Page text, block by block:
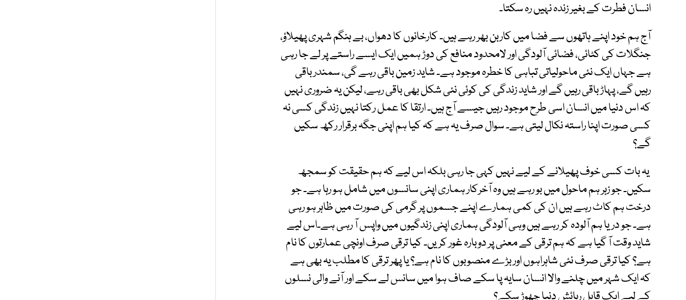
انسان فطرت کے بغیر زندہ نہیں رہ سکتا۔
آج ہم خود اپنے ہاتھوں سے فضا میں کاربن بھر رہے ہیں۔ کارخانوں کا دھواں، بے ہنگم شہری پھیلاؤ،
جنگلات کی کٹائی، فضائی آلودگی اور لامحدود منافع کی دوڑ ہمیں ایک ایسے راستے پر لے جا رہی
ہے جہاں ایک نئی ماحولیاتی تباہی کا خطرہ موجود ہے۔ شاید زمین باقی رہے گی، سمندر باقی
رہیں گے، پہاڑ باقی رہیں گے اور شاید زندگی کی کوئی نئی شکل بھی باقی رہے، لیکن یہ ضروری نہیں
کہ اس دنیا میں انسان اسی طرح موجود رہیں جیسے آج ہیں۔ ارتقا کا عمل رکتا نہیں زندگی کسی نہ
کسی صورت اپنا راستہ نکال لیتی ہے۔ سوال صرف یہ ہے کہ کیا ہم اپنی جگہ برقرار رکھ سکیں
گے؟
یہ بات کسی خوف پھیلانے کے لیے نہیں کہی جا رہی بلکہ اس لیے کہ ہم حقیقت کو سمجھ
سکیں۔ جو زہر ہم ماحول میں بو رہے ہیں وہ آخرکار ہماری اپنی سانسوں میں شامل ہو رہا ہے۔ جو
درخت ہم کاٹ رہے ہیں ان کی کمی ہمارے اپنے جسموں پر گرمی کی صورت میں ظاہر ہو رہی
ہے۔ جو دریا ہم آلودہ کر رہے ہیں وہی آلودگی ہماری اپنی زندگیوں میں واپس آ رہی ہے۔اس لیے
شاید وقت آ گیا ہے کہ ہم ترقی کے معنی پر دوبارہ غور کریں۔ کیا ترقی صرف اونچی عمارتوں کا نام
ہے؟ کیا ترقی صرف نئی شاہراہوں اور بڑے منصوبوں کا نام ہے؟ یا پھر ترقی کا مطلب یہ بھی ہے
کہ ایک شہر میں چلنے والا انسان سایہ پا سکے صاف ہوا میں سانس لے سکے اور آنے والی نسلوں